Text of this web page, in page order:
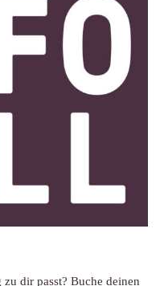
dir passt? Buche deinen